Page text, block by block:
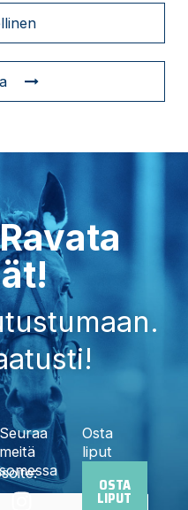
Seuraa
meitä
somessa
I
F
X
Y
T
Osta
liput
OSTA
LIPUT